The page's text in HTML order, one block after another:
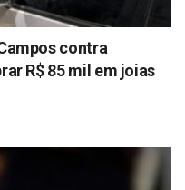
contra
R$ 85 mil em joias